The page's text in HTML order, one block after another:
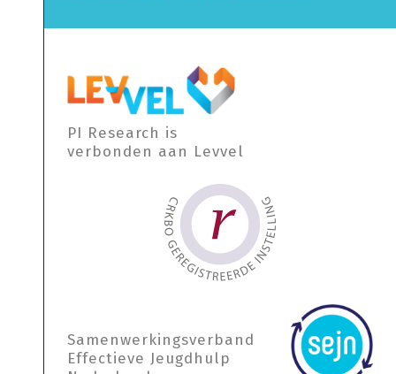
PI Research is
verbonden aan Levvel
Samen­werkings­verband
Effectieve Jeugdhulp